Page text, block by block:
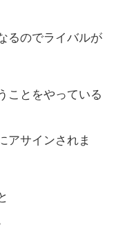
るのでライバルが
ことをやっている
アサインされま